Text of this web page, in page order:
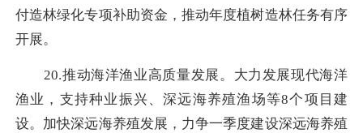
付造林绿化专项补助资金，推动年度植树造林任务有序
开展。
20.推动海洋渔业高质量发展。大力发展现代海洋
渔业，支持种业振兴、深远海养殖渔场等8个项目建
设。加快深远海养殖发展，力争一季度建设深远海养殖